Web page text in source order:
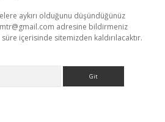
aykırı olduğunu düşündüğünüz
adresine bildirmeniz
içerisinde sitemizden kaldırılacaktır.